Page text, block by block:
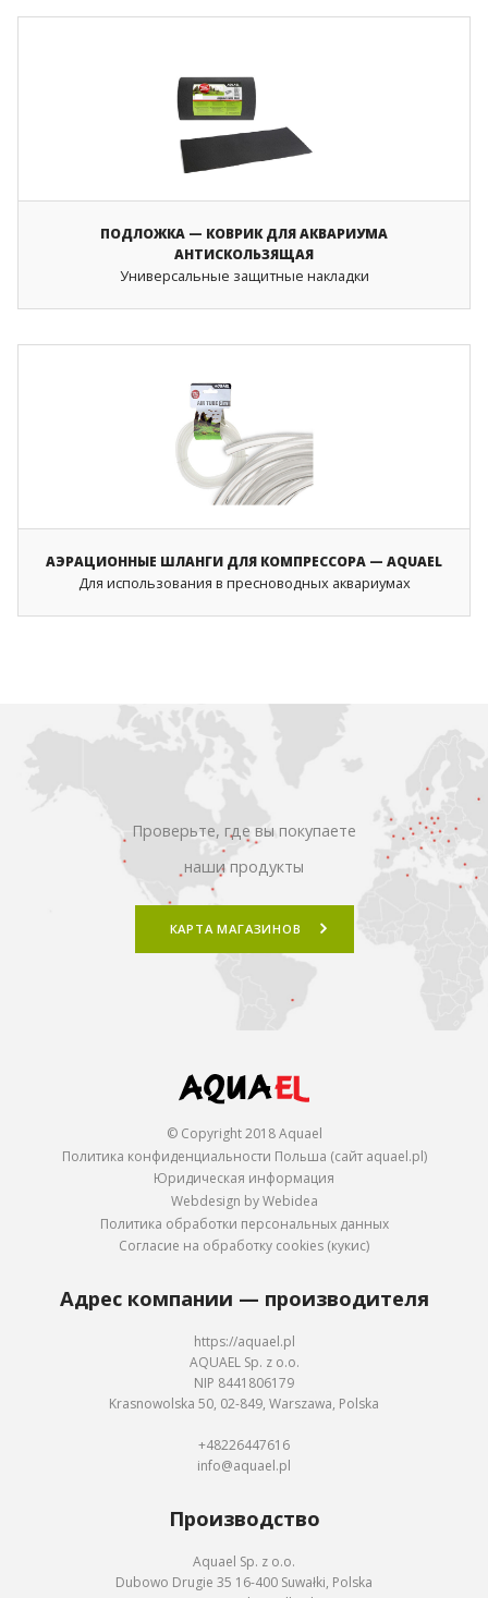
ПОДЛОЖКА — КОВРИК ДЛЯ АКВАРИУМА
АНТИСКОЛЬЗЯЩАЯ
Универсальные защитные накладки
АЭРАЦИОННЫЕ ШЛАНГИ ДЛЯ КОМПРЕССОРА — AQUAEL
Для использования в пресноводных аквариумах
Проверьте, где вы покупаете
наши продукты
КАРТА МАГАЗИНОВ
© Copyright 2018 Aquael
Политика конфиденциальности Польша (сайт aquael.pl)
Юридическая информация
Webdesign by Webidea
Политика обработки персональных данных
Согласие на обработку cookies (кукис)
Адрес компании — производителя
https://aquael.pl
AQUAEL Sp. z o.o.
NIP 8441806179
Krasnowolska 50, 02-849, Warszawa, Polska
+48226447616
info@aquael.pl
Производство
Aquael Sp. z o.o.
Dubowo Drugie 35 16-400 Suwałki, Polska